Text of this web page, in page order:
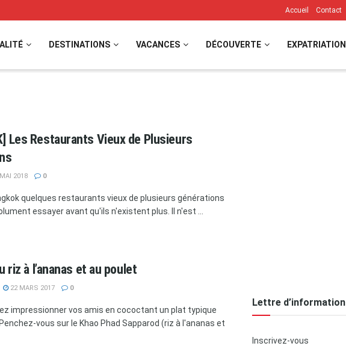
Accueil Contact
DESTINATIONS VACANCES DÉCOUVERTE EXPATRIATION
Les Restaurants Vieux de Plusieurs
2018 0
quelques restaurants vieux de plusieurs générations
essayer avant qu'ils n'existent plus. Il n'est ...
riz à l’ananas et au poulet
22 MARS 2017 0
impressionner vos amis en cococtant un plat typique
vous sur le Khao Phad Sapparod (riz à l'ananas et
Lettre d’information
Inscrivez-vous